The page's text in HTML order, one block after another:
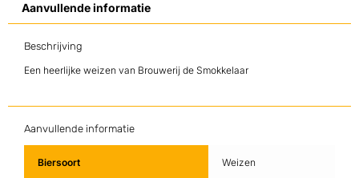
Aanvullende informatie
Beschrijving
Een heerlijke weizen van Brouwerij de Smokkelaar
Aanvullende informatie
Biersoort Weizen